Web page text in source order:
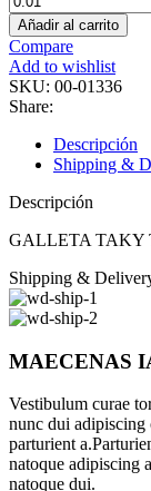
Añadir al carrito
Compare
Add to wishlist
SKU: 00-01336
Share:
Descripción
Shipping &
Descripción
GALLETA TAKY
Shipping &
MAECENAS
Vestibulum curae
nunc dui adipiscing
parturient
natoque adipiscing
natoque dui.